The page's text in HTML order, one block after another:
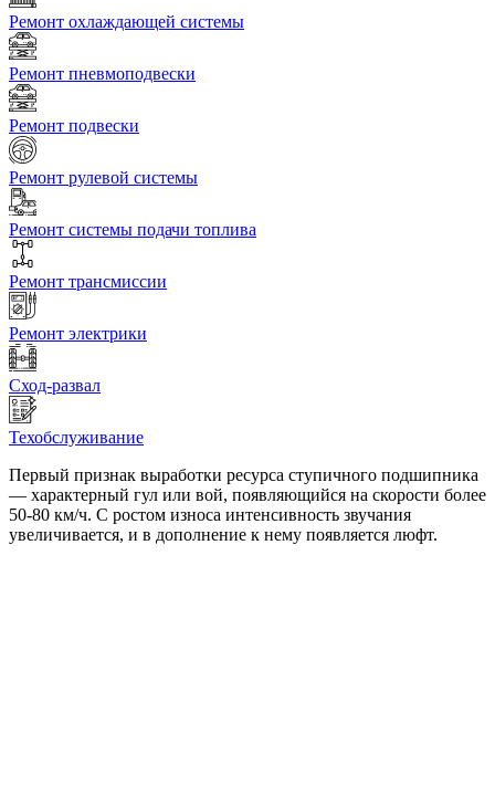
Ремонт охлаждающей системы
Ремонт пневмоподвески
Ремонт подвески
Ремонт рулевой системы
Ремонт системы подачи топлива
Ремонт трансмиссии
Ремонт электрики
Сход-развал
Техобслуживание
Первый признак выработки ресурса ступичного подшипника
— характерный гул или вой, появляющийся на скорости более
50-80 км/ч. С ростом износа интенсивность звучания
увеличивается, и в дополнение к нему появляется люфт.